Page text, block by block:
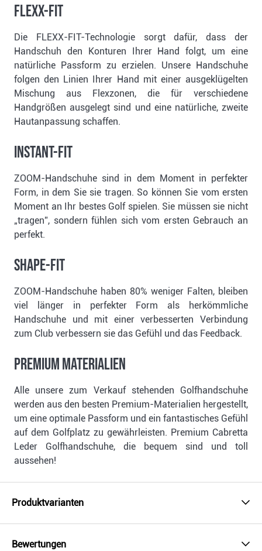
FLEXX-FIT
Die FLEXX-FIT-Technologie sorgt dafür, dass der
Handschuh den Konturen Ihrer Hand folgt, um eine
natürliche Passform zu erzielen. Unsere Handschuhe
folgen den Linien Ihrer Hand mit einer ausgeklügelten
Mischung aus Flexzonen, die für verschiedene
Handgrößen ausgelegt sind und eine natürliche, zweite
Hautanpassung schaffen.
INSTANT-FIT
ZOOM-Handschuhe sind in dem Moment in perfekter
Form, in dem Sie sie tragen. So können Sie vom ersten
Moment an Ihr bestes Golf spielen. Sie müssen sie nicht
„tragen”, sondern fühlen sich vom ersten Gebrauch an
perfekt.
SHAPE-FIT
ZOOM-Handschuhe haben 80% weniger Falten, bleiben
viel länger in perfekter Form als herkömmliche
Handschuhe und mit einer verbesserten Verbindung
zum Club verbessern sie das Gefühl und das Feedback.
PREMIUM MATERIALIEN
Alle unsere zum Verkauf stehenden Golfhandschuhe
werden aus den besten Premium-Materialien hergestellt,
um eine optimale Passform und ein fantastisches Gefühl
auf dem Golfplatz zu gewährleisten. Premium Cabretta
Leder Golfhandschuhe, die bequem sind und toll
aussehen!
Produktvarianten
Bewertungen